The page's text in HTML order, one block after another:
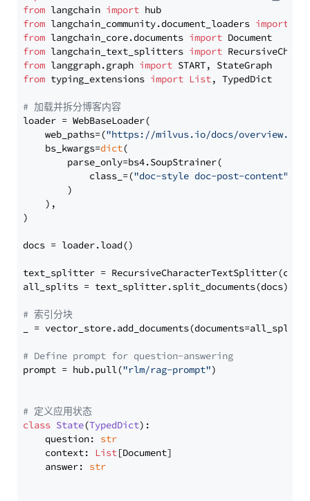
from langchain import
from langchain_community.document_loaders import
from langchain_core.documents import
from langchain_text_splitters import
from langgraph.graph import
from typing_extensions import List, TypedDict
# 加载并拆分博客内容
loader = WebBaseLoader(
    web_paths=(
"https://milvus.io/docs/overview.md"
    bs_kwargs=
dict(
        parse_only=bs4.SoupStrainer(
            class_=(
"doc-style doc-post-content"
        )
    ),
)
docs = loader.load()
text_splitter =
all_splits = text_splitter.split_documents(docs)
# 索引分块
_ = vector_store.add_documents(documents=all_splits)
# Define prompt for question-answering
prompt = hub.pull("rlm/rag-prompt")
# 定义应用状态
class State(TypedDict):
    question:
str
    context:
List[Document]
    answer:
str